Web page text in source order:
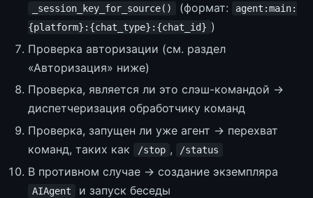
_session_key_for_source() (формат:
agent:main:
{platform}:{chat_type}:{chat_id} )
Проверка авторизации (см. раздел
«Авторизация» ниже)
Проверка, является ли это слэш-командой →
диспетчеризация обработчику команд
Проверка, запущен ли уже агент → перехват
команд, таких как
/stop , /status
В противном случае → создание экземпляра
AIAgent и запуск беседы